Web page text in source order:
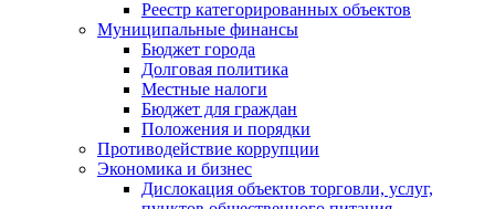
Реестр категорированных объектов
Муниципальные финансы
Бюджет города
Долговая политика
Местные налоги
Бюджет для граждан
Положения и порядки
Противодействие коррупции
Экономика и бизнес
Дислокация объектов торговли, услуг,